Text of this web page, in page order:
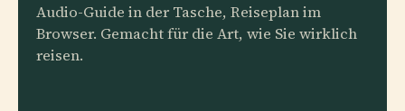
Audio-Guide in der Tasche, Reiseplan im
Browser. Gemacht für die Art, wie Sie wirklich
reisen.